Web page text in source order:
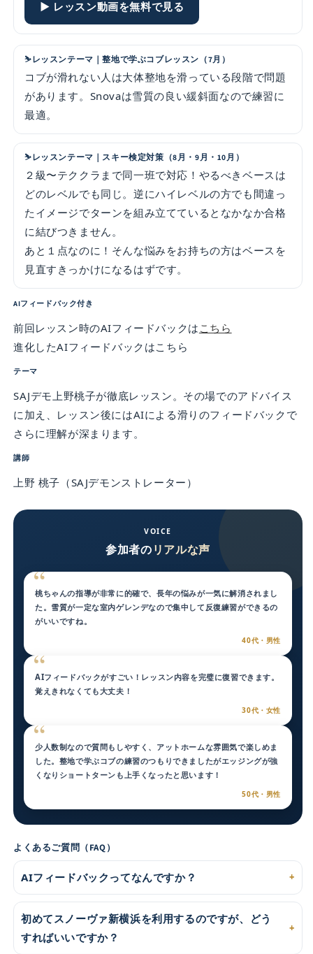
▶ レッスン動画を無料で見る
レッスンテーマ｜整地で学ぶコブレッスン（7月）
コブが滑れない人は大体整地を滑っている段階で問題
があります。Snovaは雪質の良い緩斜面なので練習に
最適。
レッスンテーマ｜スキー検定対策（8月・9月・10月）
２級〜テククラまで同一班で対応！やるべきベースは
どのレベルでも同じ。逆にハイレベルの方でも間違っ
たイメージでターンを組み立てているとなかなか合格
に結びつきません。
あと１点なのに！そんな悩みをお持ちの方はベースを
見直すきっかけになるはずです。
AIフィードバック付き
前回レッスン時のAIフィードバックは こちら
進化したAIフィードバックはこちら
テーマ
SAJデモ上野桃子が徹底レッスン。その場でのアドバイス
に加え、レッスン後にはAIによる滑りのフィードバックで
さらに理解が深まります。
講師
上野 桃子（SAJデモンストレーター）
VOICE
参加者のリアルな声
桃ちゃんの指導が非常に的確で、長年の悩みが一気に解消されまし
た。雪質が一定な室内ゲレンデなので集中して反復練習ができるの
がいいですね。
40代・男性
AIフィードバックがすごい！レッスン内容を完璧に復習できます。
覚えきれなくても大丈夫！
30代・女性
少人数制なので質問もしやすく、アットホームな雰囲気で楽しめま
した。整地で学ぶコブの練習のつもりできましたがエッジングが強
くなりショートターンも上手くなったと思います！
50代・男性
よくあるご質問（FAQ）
AIフィードバックってなんですか？
初めてスノーヴァ新横浜を利用するのですが、どう
すればいいですか？